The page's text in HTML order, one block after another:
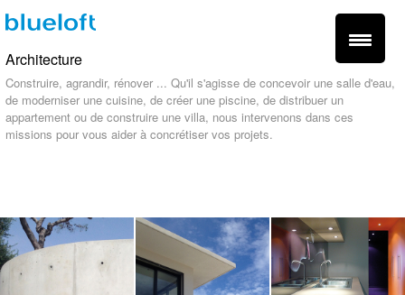
Architecture
Construire, agrandir, rénover ... Qu'il s'agisse de concevoir une salle d'eau,
de moderniser une cuisine, de créer une piscine, de distribuer un
appartement ou de construire une villa, nous intervenons dans ces
missions pour vous aider à concrétiser vos projets.